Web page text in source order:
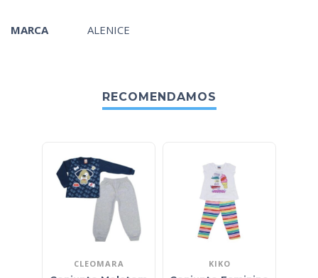
MARCA ALENICE
RECOMENDAMOS
CLEOMARA KIKO